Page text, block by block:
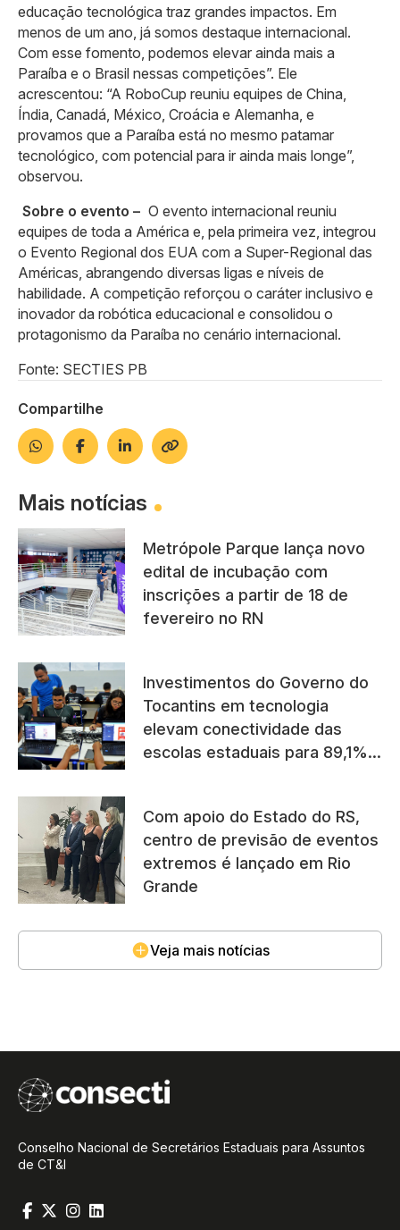
educação tecnológica traz grandes impactos. Em
menos de um ano, já somos destaque internacional.
Com esse fomento, podemos elevar ainda mais a
Paraíba e o Brasil nessas competições”. Ele
acrescentou: “A RoboCup reuniu equipes de China,
Índia, Canadá, México, Croácia e Alemanha, e
provamos que a Paraíba está no mesmo patamar
tecnológico, com potencial para ir ainda mais longe”,
observou.
Sobre o evento – O evento internacional reuniu
equipes de toda a América e, pela primeira vez, integrou
o Evento Regional dos EUA com a Super-Regional das
Américas, abrangendo diversas ligas e níveis de
habilidade. A competição reforçou o caráter inclusivo e
inovador da robótica educacional e consolidou o
protagonismo da Paraíba no cenário internacional.
Fonte: SECTIES PB
Compartilhe
Mais notícias
Metrópole Parque lança novo
edital de incubação com
inscrições a partir de 18 de
fevereiro no RN
Investimentos do Governo do
Tocantins em tecnologia
elevam conectividade das
escolas estaduais para 89,1%,
Com apoio do Estado do RS,
centro de previsão de eventos
extremos é lançado em Rio
Grande
Veja mais notícias
Conselho Nacional de Secretários Estaduais para Assuntos
de CT&I